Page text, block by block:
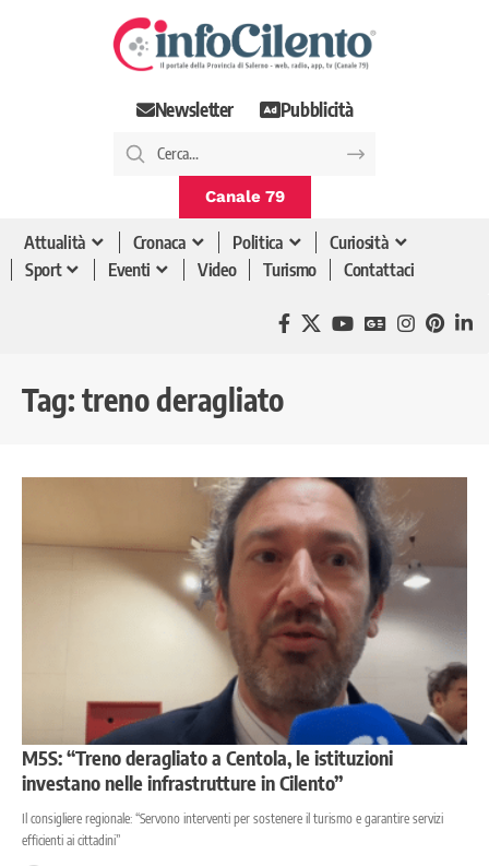
Newsletter Pubblicità
Canale 79
Attualità Cronaca Politica
Curiosità
Sport
Eventi Video Turismo Contattaci
Tag: treno deragliato
M5S: “Treno deragliato a Centola, le istituzioni
investano nelle infrastrutture in Cilento”
Il consigliere regionale: “Servono interventi per sostenere il turismo e garantire servizi
efficienti ai cittadini”